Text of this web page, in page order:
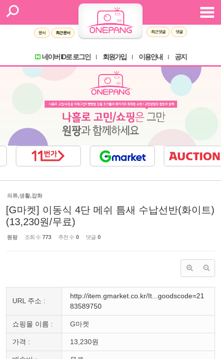
문서 최근 문서 최근 댓글 댓글
네이버 ID로 로그인 회원가입 이용안내 공지
의류,생활,잡화
[G마켓] 이동식 4단 메쉬 틈새 수납선반(화이트)
(13,230원/무료)
원팡 조회 수 773 추천 수 0 댓글 0
URL 주소 :
http://item.gmarket.co.kr/It...goodscode=21
83589750
쇼핑몰 이름 : G마켓
가격 : 13,230원